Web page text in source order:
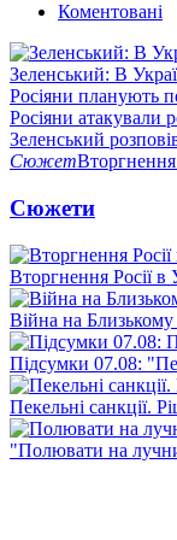
Коментовані
Зеленський: В
Росіяни планують
Росіяни атакували
Зеленський
СюжетВторгнення
Сюжети
Вторгнення Росії в
Війна на
Підсумки 07.08:
Пекельні санкції.
"Полювати на